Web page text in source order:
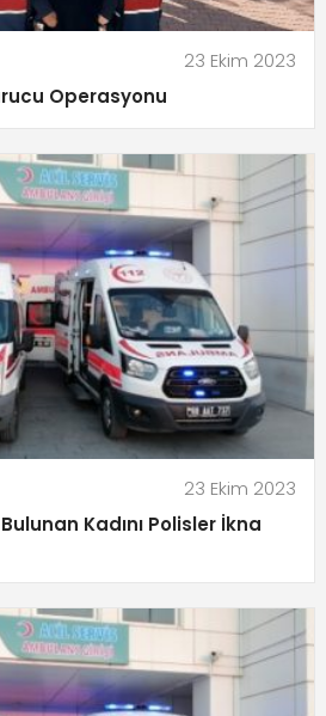
23 Ekim 2023
Operasyonu
23 Ekim 2023
Kadını Polisler İkna